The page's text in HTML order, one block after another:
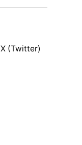
X (Twitter)